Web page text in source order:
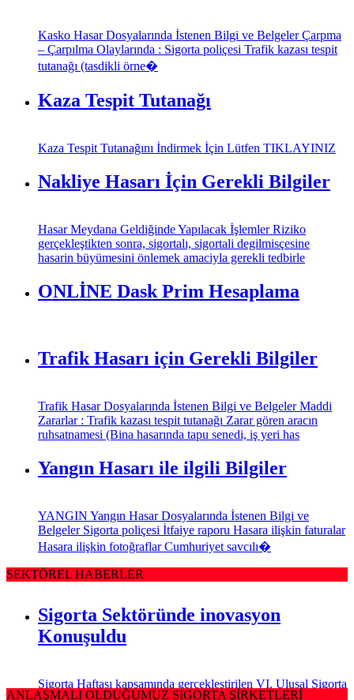
Kasko Hasar Dosyalarında İstenen Bilgi ve Belgeler Çarpma
– Çarpılma Olaylarında : Sigorta poliçesi Trafik kazası tespit
tutanağı (tasdikli örne�
Kaza Tespit Tutanağı
Kaza Tespit Tutanağını İndirmek İçin Lütfen TIKLAYINIZ
Nakliye Hasarı İçin Gerekli Bilgiler
Hasar Meydana Geldiğinde Yapılacak İşlemler Riziko
gerçekleştikten sonra, sigortalı, sigortali degilmisçesine
hasarin büyümesini önlemek amaciyla gerekli tedbirle
ONLİNE Dask Prim Hesaplama
Trafik Hasarı için Gerekli Bilgiler
Trafik Hasar Dosyalarında İstenen Bilgi ve Belgeler Maddi
Zararlar : Trafik kazası tespit tutanağı Zarar gören aracın
ruhsatnamesi (Bina hasarında tapu senedi, iş yeri has
Yangın Hasarı ile ilgili Bilgiler
YANGIN Yangın Hasar Dosyalarında İstenen Bilgi ve
Belgeler Sigorta poliçesi İtfaiye raporu Hasara ilişkin faturalar
Hasara ilişkin fotoğraflar Cumhuriyet savcılı�
SEKTÖREL HABERLER
Sigorta Sektöründe inovasyon
Konuşuldu
Sigorta Haftası kapsamında gerçekleştirilen VI. Ulusal Sigorta
ANLAŞMALI OLDUĞUMUZ SİGORTA ŞİRKETLERİ